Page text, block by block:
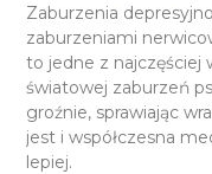
Zaburzenia
zaburzeniami
to jedne z najczęściej
światowej zaburzeń
groźnie, sprawiając
jest i współczesna
lepiej.